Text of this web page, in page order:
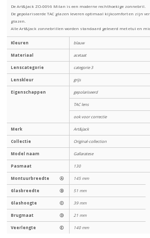
De Art&Jack ZO-0096 Milan is een moderne rechthoekige zonnebril.
De gepolariseerde TAC glazen leveren optimaal kijkcomfort en zijn
glazen.
Alle Art&Jack zonnebrillen worden standaard geleverd met etui en
Kleuren blauw
Materiaal acetaat
Lenscategorie categorie 3
Lenskleur grijs
Eigenschappen gepolariseerd
TAC lens
ook voor correctie
Merk Art&Jack
Collectie Original-collection
Model naam Gallaratese
Pasmaat 130
Montuurbreedte Ⓐ 145 mm
Glasbreedte Ⓑ 51 mm
Glashoogte Ⓒ 39 mm
Brugmaat Ⓓ 21 mm
Veerlengte Ⓔ 140 mm